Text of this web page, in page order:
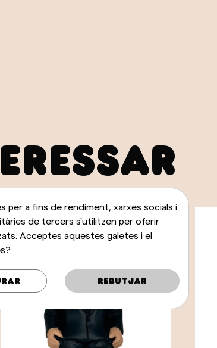
per a fins de rendiment, xarxes socials i
de tercers s'utilitzen per oferir
Acceptes aquestes galetes i el
Rebutjar